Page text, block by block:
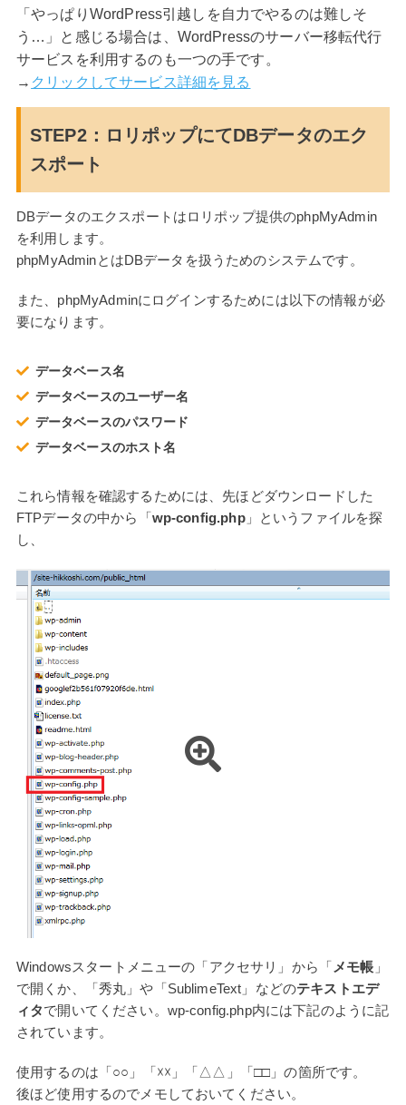
「やっぱりWordPress引越しを自力でやるのは難しそ
う…」と感じる場合は、WordPressのサーバー移転代行
サービスを利用するのも一つの手です。
→ クリックしてサービス詳細を見る
STEP2：ロリポップにてDBデータのエク
スポート
DBデータのエクスポートはロリポップ提供のphpMyAdmin
を利用します。
phpMyAdminとはDBデータを扱うためのシステムです。
また、phpMyAdminにログインするためには以下の情報が必
要になります。
データベース名
データベースのユーザー名
データベースのパスワード
データベースのホスト名
これら情報を確認するためには、先ほどダウンロードした
FTPデータの中から「wp-config.php」というファイルを探
し、
Windowsスタートメニューの「アクセサリ」から「 メモ帳 」
で開くか、「秀丸」や「SublimeText」などのテキストエデ
ィタで開いてください。wp-config.php内には下記のように記
されています。
使用するのは「○○」「☓☓」「△△」「□□」の箇所です。
後ほど使用するのでメモしておいてください。